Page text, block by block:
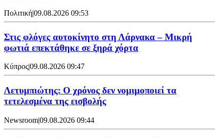
Πολιτική|09.08.2026 09:53
Στις φλόγες αυτοκίνητο στη Λάρνακα – Μικρή
φωτιά επεκτάθηκε σε ξηρά χόρτα
Κύπρος|09.08.2026 09:47
Λετυμπιώτης: Ο χρόνος δεν νομιμοποιεί τα
τετελεσμένα της εισβολής
Newsroom|09.08.2026 09:44